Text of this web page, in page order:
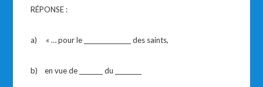
RÉPONSE :
a) « … pour le ________________ des saints,
b) en vue de ________ du _________